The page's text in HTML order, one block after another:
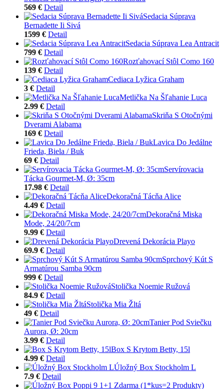
569 € Detail
Sedacia Súprava
Bernadette Ii Sivá
1599 € Detail
Sedacia Súprava Lea Antracit
799 € Detail
Rozťahovací Stôl Como 160
139 € Detail
Cediaca Lyžica Graham
3 € Detail
Metlička Na Šľahanie Luca
2.99 € Detail
Skriňa S Otočnými
Dverami Alabama
169 € Detail
Lavica Do Jedálne
Frieda, Biela / Buk
69 € Detail
Servírovacia
Tácka Gourmet-M, Ø: 35cm
17.98 € Detail
Dekoračná Tácňa Alice
4.49 € Detail
Dekoračná Miska
Mode, 24/20/7cm
9.99 € Detail
Drevená Dekorácia Playo
69.9 € Detail
Sprchový Kút S
Armatúrou Samba 90cm
999 € Detail
Stolička Noemie Ružová
84.9 € Detail
Stolička Mia Žltá
49 € Detail
Tanier Pod Sviečku
Aurora, Ø: 20cm
3.99 € Detail
Box S Krytom Betty, 15l
4.99 € Detail
Úložný Box Stockholm L
7.9 € Detail